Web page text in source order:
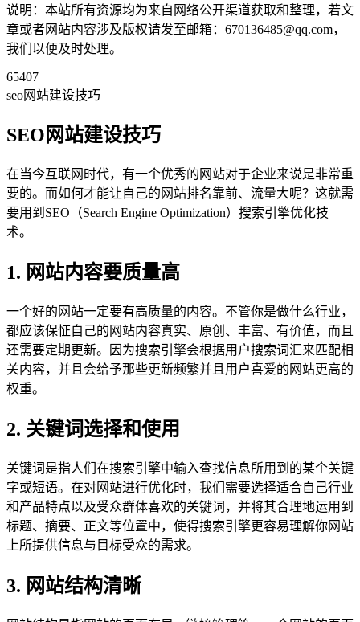
说明：本站所有资源均为来自网络公开渠道获取和整理，若文
章或者网站内容涉及版权请发至邮箱：670136485@qq.com，
我们以便及时处理。
65407
seo网站建设技巧
SEO网站建设技巧
在当今互联网时代，有一个优秀的网站对于企业来说是非常重
要的。而如何才能让自己的网站排名靠前、流量大呢？这就需
要用到SEO（Search Engine Optimization）搜索引擎优化技
术。
1. 网站内容要质量高
一个好的网站一定要有高质量的内容。不管你是做什么行业，
都应该保怔自己的网站内容真实、原创、丰富、有价值，而且
还需要定期更新。因为搜索引擎会根据用户搜索词汇来匹配相
关内容，并且会给予那些更新频繁并且用户喜爱的网站更高的
权重。
2. 关键词选择和使用
关键词是指人们在搜索引擎中输入查找信息所用到的某个关键
字或短语。在对网站进行优化时，我们需要选择适合自己行业
和产品特点以及受众群体喜欢的关键词，并将其合理地运用到
标题、摘要、正文等位置中，使得搜索引擎更容易理解你网站
上所提供信息与目标受众的需求。
3. 网站结构清晰